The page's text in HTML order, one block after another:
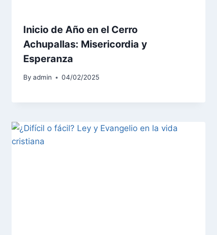
Inicio de Año en el Cerro
Achupallas: Misericordia y
Esperanza
By admin 04/02/2025